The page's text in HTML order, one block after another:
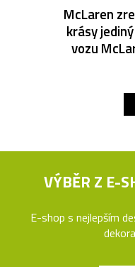
McLaren
krásy
vozu
VÝBĚR Z E-
E-shop s nejlepším